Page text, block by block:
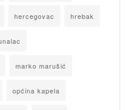
hercegovac hrebak
marko marušić
općina kapela